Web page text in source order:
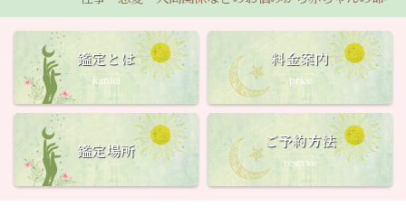
鑑定とは
kantei
料金案内
price
鑑定場所 ご予約方法
reserve